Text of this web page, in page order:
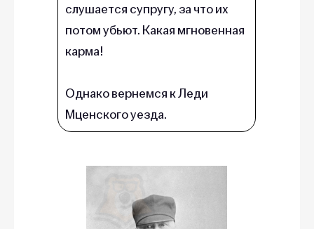
слушается супругу, за что их
потом убьют. Какая мгновенная
карма!
Однако вернемся к Леди
Мценского уезда.